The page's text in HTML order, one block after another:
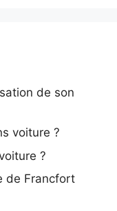
de son
voiture ?
?
de Francfort